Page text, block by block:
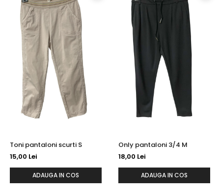
Toni pantaloni scurti S
15,00 Lei
ADAUGA IN COS
Only pantaloni 3/4 M
18,00 Lei
ADAUGA IN COS